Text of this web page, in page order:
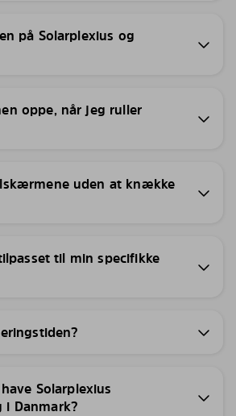
på Solarplexius og
oppe, når jeg ruller
uden at knække
til min specifikke
Solarplexius
Danmark?